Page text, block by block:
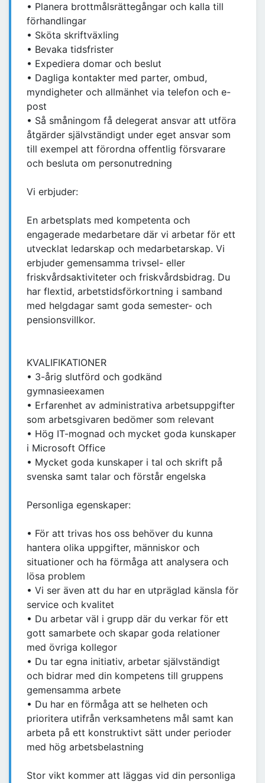
• Planera brottmålsrättegångar och kalla till
förhandlingar
• Sköta skriftväxling
• Bevaka tidsfrister
• Expediera domar och beslut
• Dagliga kontakter med parter, ombud,
myndigheter och allmänhet via telefon och e-
post
• Så småningom få delegerat ansvar att utföra
åtgärder självständigt under eget ansvar som
till exempel att förordna offentlig försvarare
och besluta om personutredning
Vi erbjuder:
En arbetsplats med kompetenta och
engagerade medarbetare där vi arbetar för ett
utvecklat ledarskap och medarbetarskap. Vi
erbjuder gemensamma trivsel- eller
friskvårdsaktiviteter och friskvårdsbidrag. Du
har flextid, arbetstidsförkortning i samband
med helgdagar samt goda semester- och
pensionsvillkor.
KVALIFIKATIONER
• 3-årig slutförd och godkänd
gymnasieexamen
• Erfarenhet av administrativa arbetsuppgifter
som arbetsgivaren bedömer som relevant
• Hög IT-mognad och mycket goda kunskaper
i Microsoft Office
• Mycket goda kunskaper i tal och skrift på
svenska samt talar och förstår engelska
Personliga egenskaper:
• För att trivas hos oss behöver du kunna
hantera olika uppgifter, människor och
situationer och ha förmåga att analysera och
lösa problem
• Vi ser även att du har en utpräglad känsla för
service och kvalitet
• Du arbetar väl i grupp där du verkar för ett
gott samarbete och skapar goda relationer
med övriga kollegor
• Du tar egna initiativ, arbetar självständigt
och bidrar med din kompetens till gruppens
gemensamma arbete
• Du har en förmåga att se helheten och
prioritera utifrån verksamhetens mål samt kan
arbeta på ett konstruktivt sätt under perioder
med hög arbetsbelastning
Stor vikt kommer att läggas vid din personliga